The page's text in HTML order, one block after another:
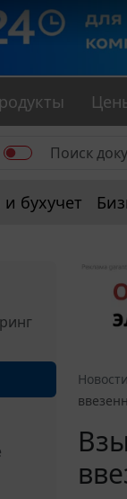
бухучет